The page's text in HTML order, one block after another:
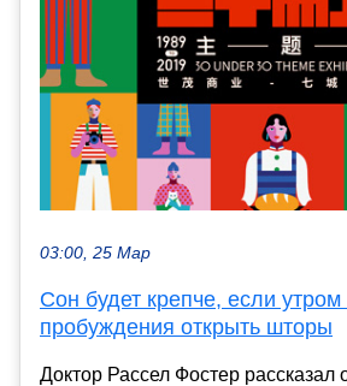
03:00, 25 Мар
Сон будет крепче, если
пробуждения открыть шторы
Доктор Рассел Фостер рассказал